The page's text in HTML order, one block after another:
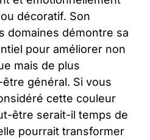
décoratif. Son
domaines démontre sa
pour améliorer non
mais de plus
être général. Si vous
cette couleur
être serait-il temps de
pourrait transformer